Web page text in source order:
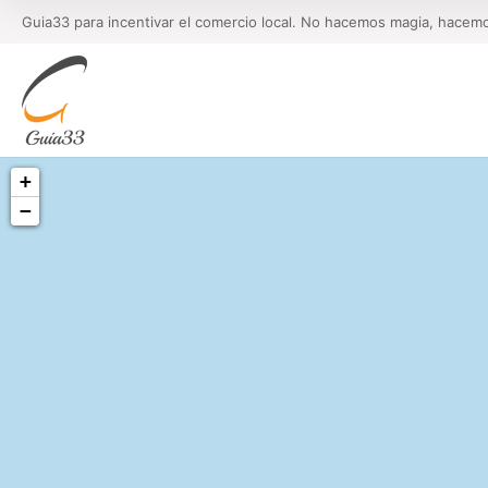
Guia33 para incentivar el comercio local. No hacemos magia,
+
−